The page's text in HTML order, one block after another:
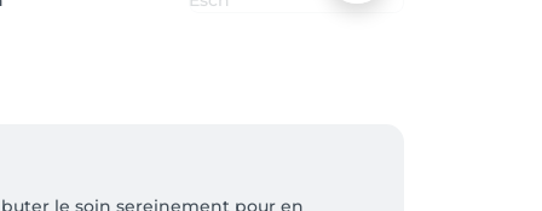
le soin sereinement pour en